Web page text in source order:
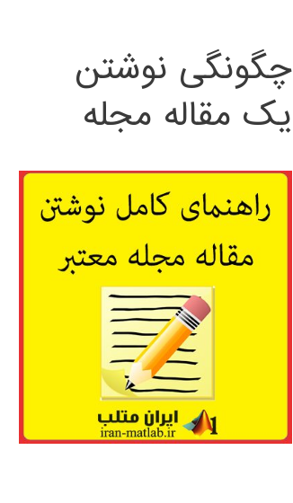
چگونگی نوشتن
یک مقاله مجله